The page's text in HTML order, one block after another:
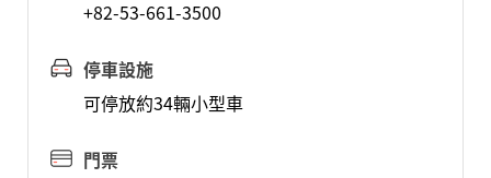
+82-53-661-3500
停車設施
可停放約34輛小型車
門票